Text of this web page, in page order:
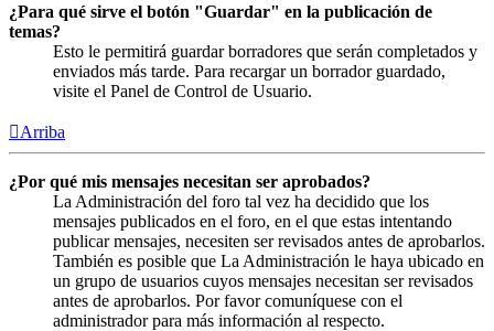
¿Para qué sirve el botón "Guardar" en la publicación de
temas?
Esto le permitirá guardar borradores que serán completados y
enviados más tarde. Para recargar un borrador guardado,
visite el Panel de Control de Usuario.
Arriba
¿Por qué mis mensajes necesitan ser aprobados?
La Administración del foro tal vez ha decidido que los
mensajes publicados en el foro, en el que estas intentando
publicar mensajes, necesiten ser revisados antes de aprobarlos.
También es posible que La Administración le haya ubicado en
un grupo de usuarios cuyos mensajes necesitan ser revisados
antes de aprobarlos. Por favor comuníquese con el
administrador para más información al respecto.